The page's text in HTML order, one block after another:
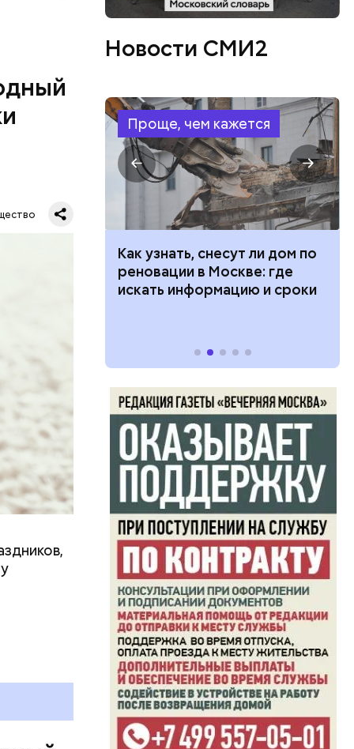
со
это
Новости СМИ2
Проще, чем кажется
Как узнать, снесут ли дом по
реновации в Москве: где
искать информацию и сроки